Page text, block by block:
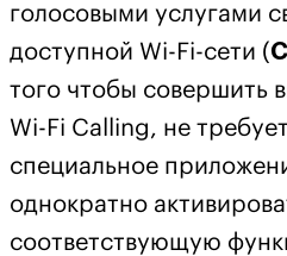
голосовыми услугами
доступной Wi-Fi-сети (
того чтобы совершить
Wi-Fi Calling, не
специальное
однократно
соответствующую